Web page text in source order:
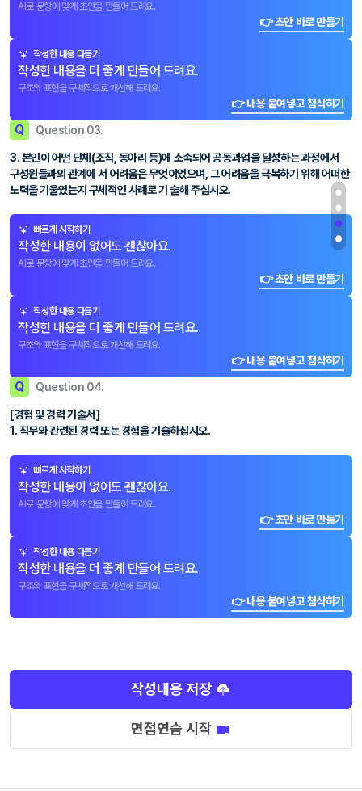
AI로 문항에 맞게 초안을 만들어 드려요.
👉 초안 바로 만들기
작성한 내용 다듬기
작성한 내용을 더 좋게 만들어 드려요.
구조와 표현을 구체적으로 개선해 드려요.
👉 내용 붙여넣고 첨삭하기
Q Question 03.
3. 본인이 어떤 단체(조직, 동아리 등)에 소속되어 공동과업을 달성하는 과정에서
구성원들과의 관계에 서 어려움은 무엇이었으며, 그 어려움을 극복하기 위해 어떠한
노력을 기울였는지 구체적인 사례로 기 술해 주십시오.
빠르게 시작하기
작성한 내용이 없어도 괜찮아요.
AI로 문항에 맞게 초안을 만들어 드려요.
👉 초안 바로 만들기
작성한 내용 다듬기
작성한 내용을 더 좋게 만들어 드려요.
구조와 표현을 구체적으로 개선해 드려요.
👉 내용 붙여넣고 첨삭하기
Q Question 04.
[경험 및 경력 기술서]
1. 직무와 관련된 경력 또는 경험을 기술하십시오.
빠르게 시작하기
작성한 내용이 없어도 괜찮아요.
AI로 문항에 맞게 초안을 만들어 드려요.
👉 초안 바로 만들기
작성한 내용 다듬기
작성한 내용을 더 좋게 만들어 드려요.
구조와 표현을 구체적으로 개선해 드려요.
👉 내용 붙여넣고 첨삭하기
작성내용 저장
면접연습 시작